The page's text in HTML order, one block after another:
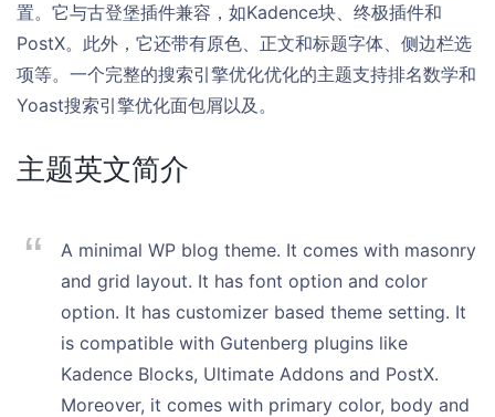
置。它与古登堡插件兼容，如Kadence块、终极插件和
PostX。此外，它还带有原色、正文和标题字体、侧边栏选
项等。一个完整的搜索引擎优化优化的主题支持排名数学和
Yoast搜索引擎优化面包屑以及。
主题英文简介
A minimal WP blog theme. It comes with masonry
and grid layout. It has font option and color
option. It has customizer based theme setting. It
is compatible with Gutenberg plugins like
Kadence Blocks, Ultimate Addons and PostX.
Moreover, it comes with primary color, body and